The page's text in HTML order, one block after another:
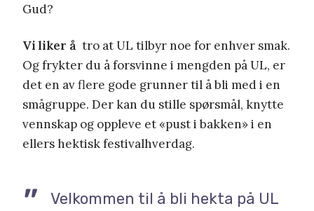
Gud?
Vi liker å tro at UL tilbyr noe for enhver smak.
Og frykter du å forsvinne i mengden på UL, er
det en av flere gode grunner til å bli med i en
smågruppe. Der kan du stille spørsmål, knytte
vennskap og oppleve et «pust i bakken» i en
ellers hektisk festivalhverdag.
Velkommen til å bli hekta på UL